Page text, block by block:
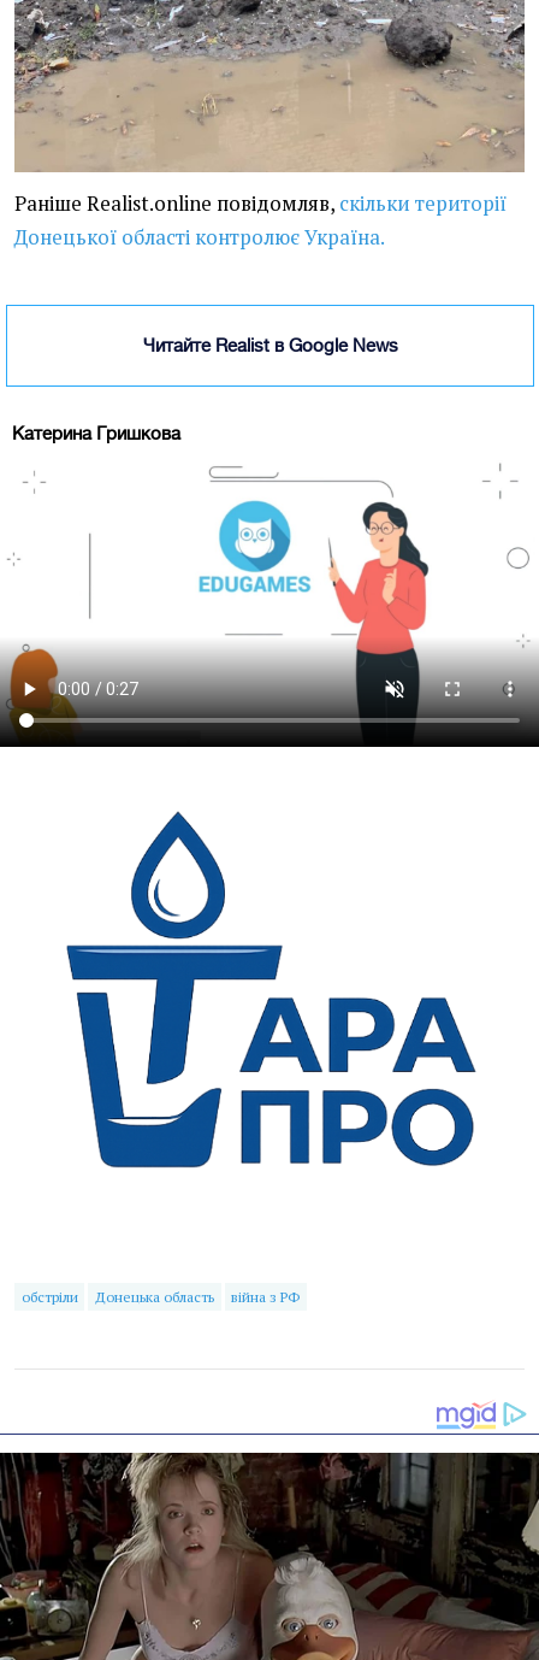
Раніше Realist.online повідомляв, скільки території
Донецької області контролює Україна.
Читайте Realist в Google News
Катерина Гришкова
обстріли Донецька область війна з РФ